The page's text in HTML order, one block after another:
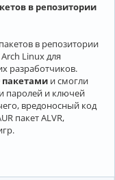
в репозитории
в репозитории
Linux для
разработчиков.
пакетами и смогли
паролей и ключей
вредоносный код
пакет ALVR,